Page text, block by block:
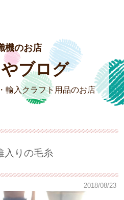
機のお店
ブログ
輸入クラフト用品のお店
入りの毛糸
2018/08/23